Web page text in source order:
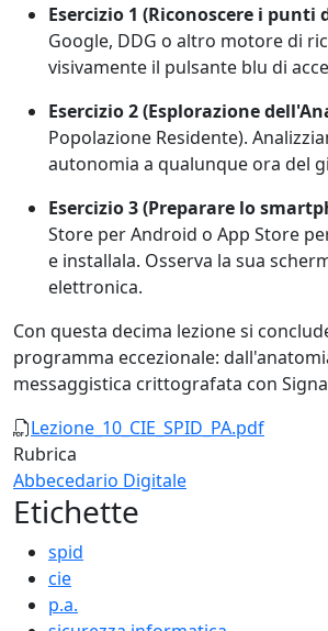
Esercizio 1 (Riconoscere i punti
Google, DDG o altro motore di
visivamente il pulsante blu di
Esercizio 2 (Esplorazione
Popolazione Residente).
autonomia a qualunque ora del
Esercizio 3 (Preparare lo
Store per Android o App Store
e installala. Osserva la sua
elettronica.
Con questa decima lezione si
programma eccezionale:
messaggistica crittografata con
Documento
Lezione_10_CIE_SPID_PA.pdf
Rubrica
Abbecedario Digitale
Etichette
spid
cie
p.a.